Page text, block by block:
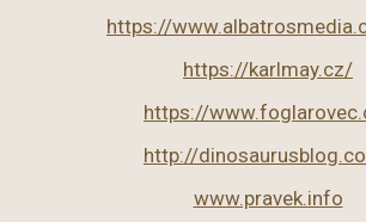
https://
https://karlmay.cz/
https://
http://
www.pravek.info